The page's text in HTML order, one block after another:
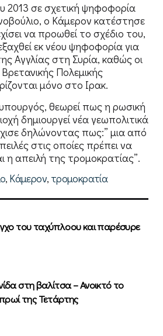
2013 σε σχετική ψηφοφορία
ο Κάμερον κατέστησε
να προωθεί το σχέδιο του,
εκ νέου ψηφοφορία για
Αγγλίας στη Συρία, καθώς οι
Πολεμικής
μόνο στο Ιρακ.
θεωρεί πως η ρωσική
δημιουργεί νέα γεωπολιτικά
δηλώνοντας πως:” μια από
στις οποίες πρέπει να
η απειλή της τρομοκρατίας”.
, Κάμερον, τρομοκρατία
του ταχύπλοου και παρέσυρε
στη βαλίτσα – Ανοικτό το
της Τετάρτης